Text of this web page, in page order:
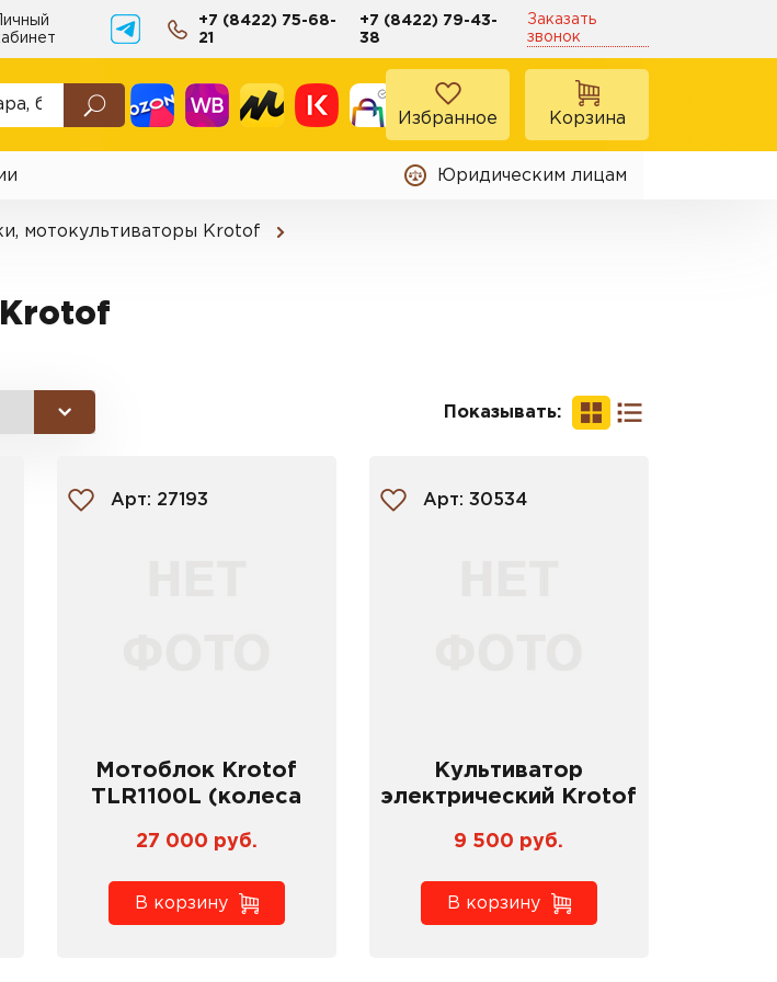
+7 (8422) 75-68-
21
+7 (8422) 79-43-
38
Заказать
звонок
Избранное Корзина
Юридическим лицам
мотокультиваторы Krotof
Krotof
Показывать:
Арт: 27193
Мотоблок Krotof
TLR1100L (колеса
27 000 руб.
В корзину
Арт: 30534
Культиватор
электрический Krotof
9 500 руб.
В корзину